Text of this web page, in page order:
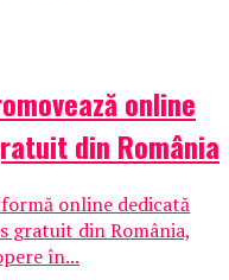
online
din România
online dedicată
gratuit din România,
în...